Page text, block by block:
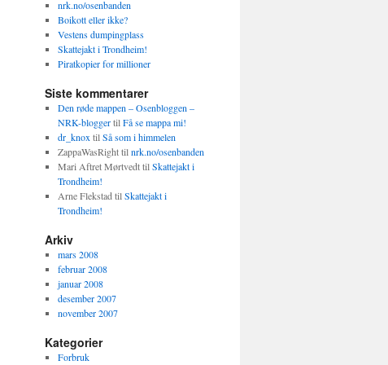
nrk.no/osenbanden
Boikott eller ikke?
Vestens dumpingplass
Skattejakt i Trondheim!
Piratkopier for millioner
Siste kommentarer
Den røde mappen – Osenbloggen –
NRK-bloggertilFå se mappa mi!
dr_knox tilSå som i himmelen
ZappaWasRighttilnrk.no/osenbanden
Mari Aftret MørtvedttilSkattejakt i
Trondheim!
Arne Flekstad tilSkattejakt i
Trondheim!
Arkiv
mars 2008
februar 2008
januar 2008
desember 2007
november 2007
Kategorier
Forbruk